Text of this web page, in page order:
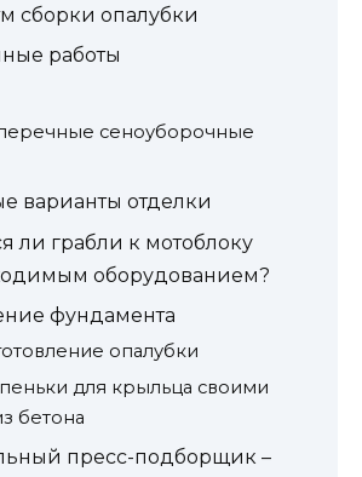
сборки опалубки
работы
сеноуборочные
варианты отделки
ли грабли к мотоблоку
оборудованием?
фундамента
опалубки
для крыльца своими
бетона
пресс-подборщик –